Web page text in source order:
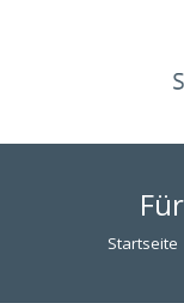
Startseite